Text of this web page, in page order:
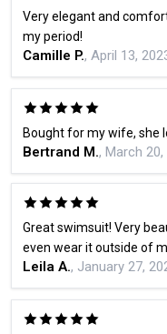
Very elegant and
my period!
Camille P., April 13,
Bought for my wife, she
Bertrand M., March 20,
Great swimsuit! Very
even wear it outside of
Leila A., January 27,